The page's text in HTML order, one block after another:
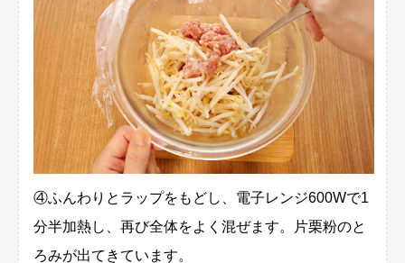
④ふんわりとラップをもどし、電子レンジ600Wで1
分半加熱し、再び全体をよく混ぜます。片栗粉のと
ろみが出てきています。